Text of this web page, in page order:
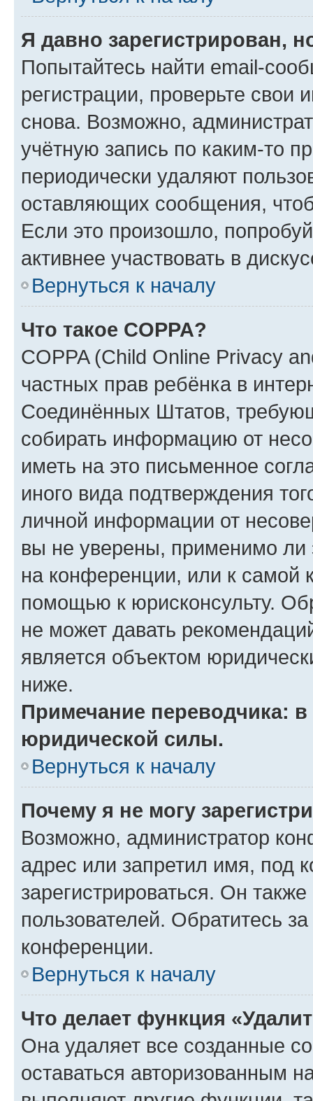
Я давно зарегистрирован,
Попытайтесь найти email-
регистрации, проверьте свои
снова. Возможно,
учётную запись по каким-то
периодически удаляют
оставляющих сообщения,
Если это произошло,
активнее участвовать в
Вернуться к началу
Что такое COPPA?
COPPA (Child Online Privacy
частных прав ребёнка в
Соединённых Штатов,
собирать информацию от
иметь на это письменное
иного вида подтверждения
личной информации от
вы не уверены, применимо ли
на конференции, или к самой
помощью к юрисконсульту.
не может давать
является объектом
ниже.
Примечание переводчика:
юридической силы.
Вернуться к началу
Почему я не могу
Возможно, администратор
адрес или запретил имя, под
зарегистрироваться. Он
пользователей. Обратитесь
конференции.
Вернуться к началу
Что делает функция
Она удаляет все созданные
оставаться авторизованным